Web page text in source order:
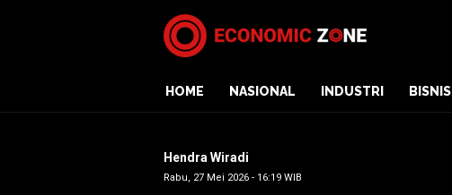
HOME NASIONAL INDUSTRI BISNIS
Hendra Wiradi
Rabu, 27 Mei 2026 - 16:19 WIB